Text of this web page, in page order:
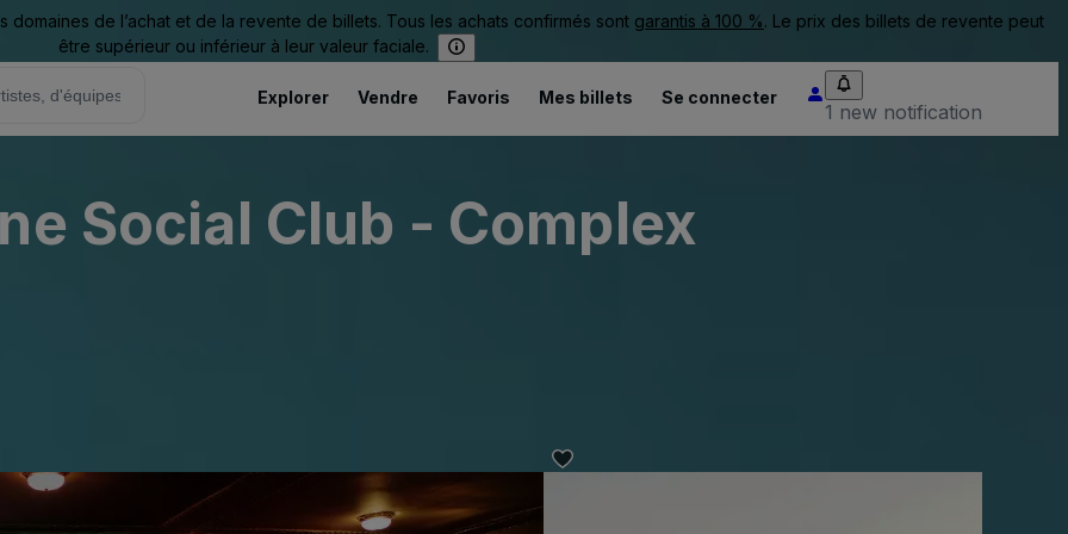
de l’achat et de la revente de billets. Tous les achats confirmés sont garantis à 100 %. Le prix des billets de revente peut
être supérieur ou inférieur à leur valeur faciale.
Explorer Vendre Favoris Mes billets Se connecter
1 new notification
Social Club - Complex